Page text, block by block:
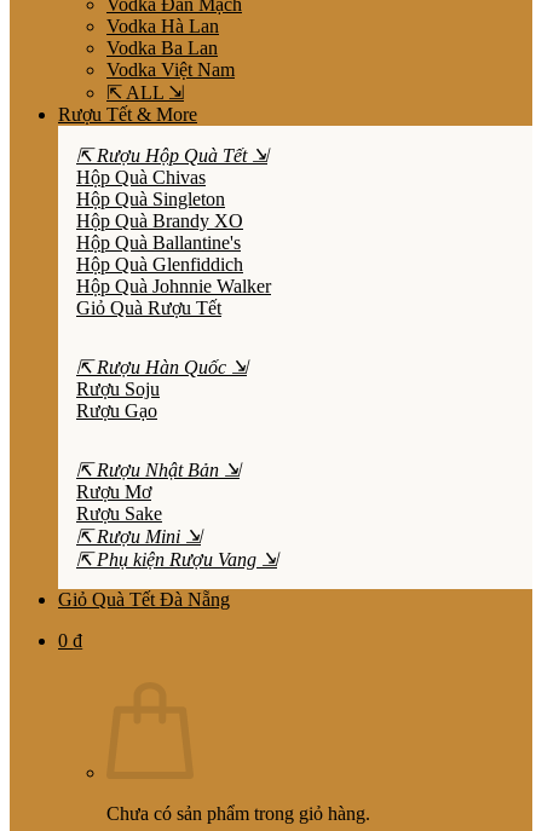
Vodka Đan Mạch
Vodka Hà Lan
Vodka Ba Lan
Vodka Việt Nam
⇱ ALL ⇲
Rượu Tết & More
⇱ Rượu Hộp Quà Tết ⇲
Hộp Quà Chivas
Hộp Quà Singleton
Hộp Quà Brandy XO
Hộp Quà Ballantine's
Hộp Quà Glenfiddich
Hộp Quà Johnnie Walker
Giỏ Quà Rượu Tết
⇱ Rượu Hàn Quốc ⇲
Rượu Soju
Rượu Gạo
⇱ Rượu Nhật Bản ⇲
Rượu Mơ
Rượu Sake
⇱ Rượu Mini ⇲
⇱ Phụ kiện Rượu Vang ⇲
Giỏ Quà Tết Đà Nẵng
0 ₫
Chưa có sản phẩm trong giỏ hàng.